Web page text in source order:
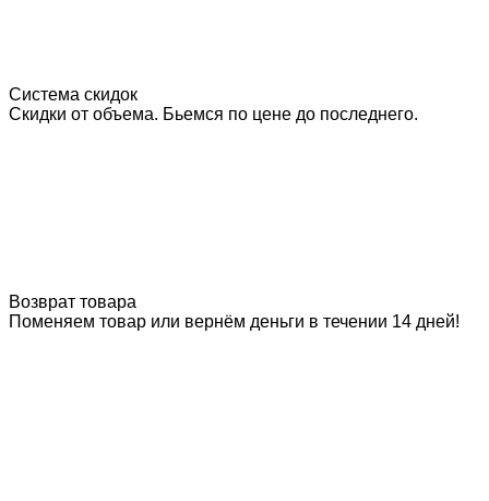
Система скидок
Скидки от объема. Бьемся по цене до последнего.
Возврат товара
Поменяем товар или вернём деньги в течении 14 дней!